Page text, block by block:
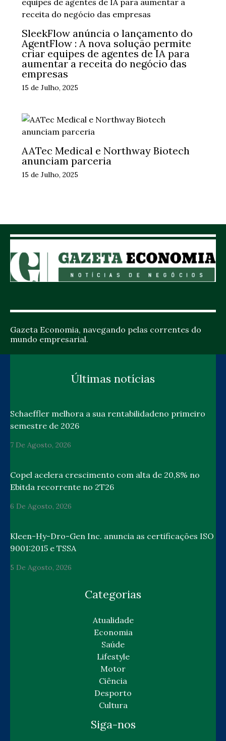
SleekFlow anúncia o lançamento do
AgentFlow : A nova solução permite
criar equipes de agentes de IA para
aumentar a receita do negócio das
empresas
15 de Julho, 2025
AATec Medical e Northway Biotech
anunciam parceria
15 de Julho, 2025
Gazeta Economia, navegando pelas correntes do
mundo empresarial.
Últimas notícias
Schaeffler melhora a sua rentabilidadeno primeiro
semestre de 2026
7 De Agosto, 2026
Copel acelera crescimento com alta de 20,8% no
Ebitda recorrente no 2T26
6 De Agosto, 2026
Kleen-Hy-Dro-Gen Inc. anuncia as certificações ISO
9001:2015 e TSSA
5 De Agosto, 2026
Categorias
Atualidade
Economia
Saúde
Lifestyle
Motor
Ciência
Desporto
Cultura
Siga-nos